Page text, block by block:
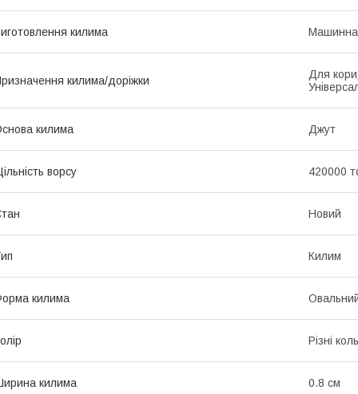
килима
килима/доріжки
Для
килима Джут
ворсу 420000
Новий
Килим
килима
Різні
килима 0.8 см